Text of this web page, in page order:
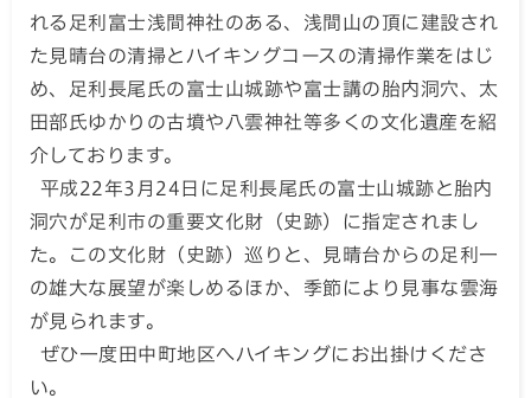
れる足利富士浅間神社のある、浅間山の頂に建設され
た見晴台の清掃とハイキングコースの清掃作業をはじ
め、足利長尾氏の富士山城跡や富士講の胎内洞穴、太
田部氏ゆかりの古墳や八雲神社等多くの文化遺産を紹
介しております。
平成22年3月24日に足利長尾氏の富士山城跡と胎内
洞穴が足利市の重要文化財（史跡）に指定されまし
た。この文化財（史跡）巡りと、見晴台からの足利一
の雄大な展望が楽しめるほか、季節により見事な雲海
が見られます。
ぜひ一度田中町地区へハイキングにお出掛けくださ
い。